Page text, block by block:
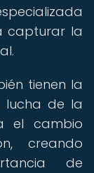
capturar la
tienen la
lucha de la
el cambio
creando
de